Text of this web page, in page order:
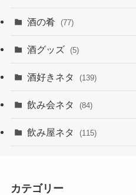
酒の肴 (77)
酒グッズ (5)
酒好きネタ (139)
飲み会ネタ (84)
飲み屋ネタ (115)
カテゴリー